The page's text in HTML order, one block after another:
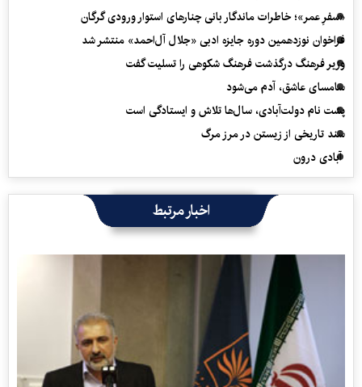
«سفرِ عمر»؛ خاطرات ماندگار بانی چنارهای استوار ورودی گرگان
فراخوان نوزدهمین دوره جایزه ادبی «جلال آل‌احمد» منتشر شد
وزیر فرهنگ درگذشت فرهنگ شکوهی را تسلیت گفت
سامسای عاشق، آدم می‌شود
پشت نام دولت‌آبادی، سال‌ها تلاش و ایستادگی است
سند تاریخی از زیستن در مرز مرگ
آبادی درون
اخبار مرتبط